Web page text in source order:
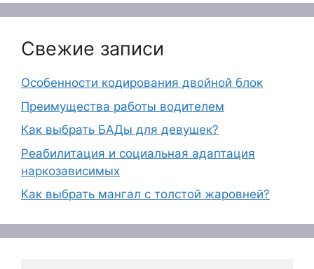
Свежие записи
Особенности кодирования двойной блок
Преимущества работы водителем
Как выбрать БАДы для девушек?
Реабилитация и социальная адаптация
наркозависимых
Как выбрать мангал с толстой жаровней?